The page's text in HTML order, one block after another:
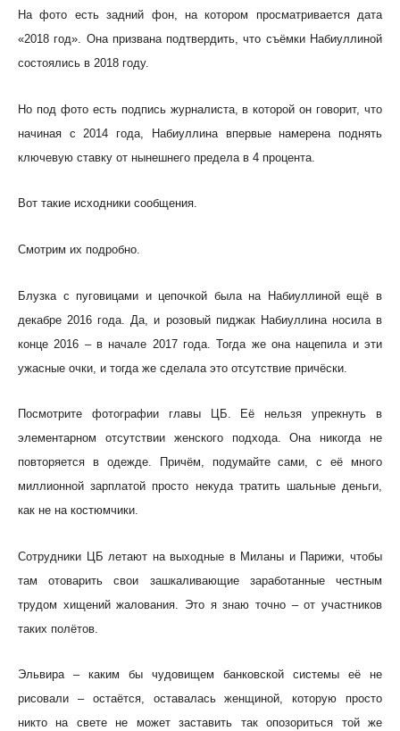
На фото есть задний фон, на котором просматривается дата
«2018 год». Она призвана подтвердить, что съёмки Набиуллиной
состоялись в 2018 году.
Но под фото есть подпись журналиста, в которой он говорит, что
начиная с 2014 года, Набиуллина впервые намерена поднять
ключевую ставку от нынешнего предела в 4 процента.
Вот такие исходники сообщения.
Смотрим их подробно.
Блузка с пуговицами и цепочкой была на Набиуллиной ещё в
декабре 2016 года. Да, и розовый пиджак Набиуллина носила в
конце 2016 – в начале 2017 года. Тогда же она нацепила и эти
ужасные очки, и тогда же сделала это отсутствие причёски.
Посмотрите фотографии главы ЦБ. Её нельзя упрекнуть в
элементарном отсутствии женского подхода. Она никогда не
повторяется в одежде. Причём, подумайте сами, с её много
миллионной зарплатой просто некуда тратить шальные деньги,
как не на костюмчики.
Сотрудники ЦБ летают на выходные в Миланы и Парижи, чтобы
там отоварить свои зашкаливающие заработанные честным
трудом хищений жалования. Это я знаю точно – от участников
таких полётов.
Эльвира – каким бы чудовищем банковской системы её не
рисовали – остаётся, оставалась женщиной, которую просто
никто на свете не может заставить так опозориться той же